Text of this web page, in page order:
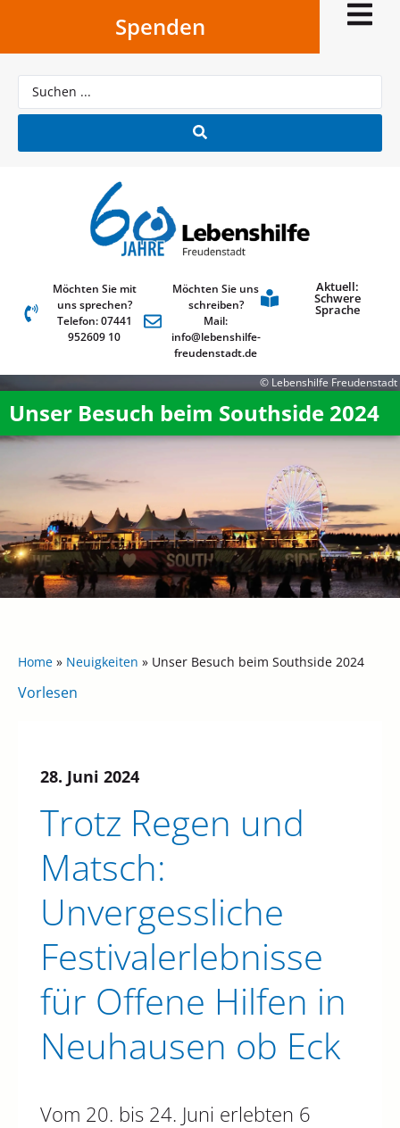
Spenden
Möchten Sie mit
uns sprechen?
Telefon: 07441
952609 10
Möchten Sie uns
schreiben?
Mail:
info@lebenshilfe-
freudenstadt.de
Aktuell:
Schwere
Sprache
© Lebenshilfe Freudenstadt
Unser Besuch beim Southside 2024
Home » Neuigkeiten » Unser Besuch beim Southside 2024
Vorlesen
28. Juni 2024
Trotz Regen und
Matsch:
Unvergessliche
Festivalerlebnisse
für Offene Hilfen in
Neuhausen ob Eck
Vom 20. bis 24. Juni erlebten 6